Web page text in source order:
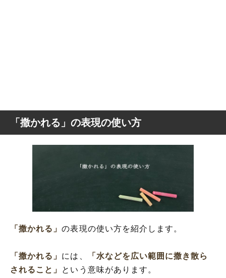
「撒かれる」の表現の使い方
「撒かれる」の表現の使い方を紹介します。
「撒かれる」 には、
「水などを広い範囲に撒き散ら
されること」 という意味があります。